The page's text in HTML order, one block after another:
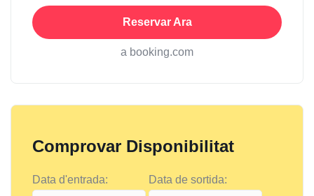
Reservar Ara
a booking.com
Comprovar Disponibilitat
Data d'entrada: Data de sortida: